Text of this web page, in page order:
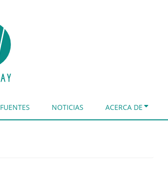
FUENTES NOTICIAS ACERCA DE